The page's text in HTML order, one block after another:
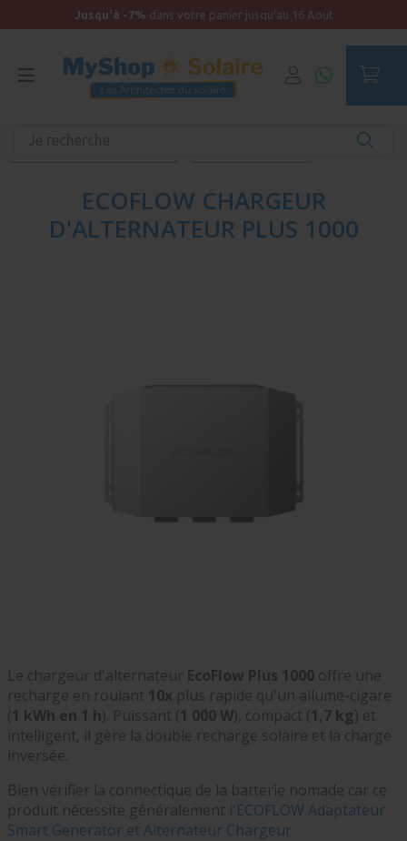
Jusqu'à -7% dans votre panier jusqu'au 16 Aout
ECOFLOW CHARGEUR
D'ALTERNATEUR PLUS 1000
Le chargeur d'alternateur EcoFlow Plus 1000offre une
recharge en roulant 10x plus rapide qu'un allume-cigare
(1 kWh en 1 h). Puissant (1 000 W), compact (1,7 kg) et
intelligent, il gère la double recharge solaire et la charge
inversée.
Bien vérifier la connectique de la batterie nomade car ce
produit nécessite généralement l'ECOFLOW Adaptateur
Smart Generator et Alternateur Chargeur